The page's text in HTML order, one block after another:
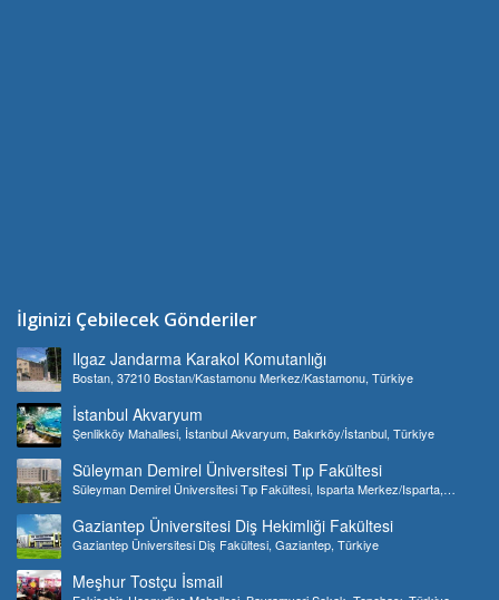
İlginizi Çebilecek Gönderiler
Ilgaz Jandarma Karakol Komutanlığı
Bostan, 37210 Bostan/Kastamonu Merkez/Kastamonu, Türkiye
İstanbul Akvaryum
Şenlikköy Mahallesi, İstanbul Akvaryum, Bakırköy/İstanbul, Türkiye
Süleyman Demirel Üniversitesi Tıp Fakültesi
Süleyman Demirel Üniversitesi Tıp Fakültesi, Isparta Merkez/Isparta,
Gaziantep Üniversitesi Diş Hekimliği Fakültesi
Gaziantep Üniversitesi Diş Fakültesi, Gaziantep, Türkiye
Meşhur Tostçu İsmail